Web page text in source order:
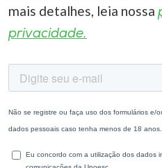
mais detalhes, leia nossa
privacidade.